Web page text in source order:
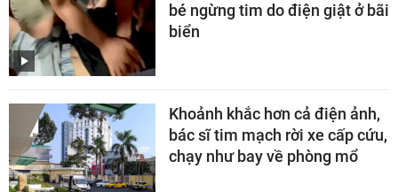
bé ngừng tim do điện giật ở bãi
biển
Khoảnh khắc hơn cả điện ảnh,
bác sĩ tim mạch rời xe cấp cứu,
chạy như bay về phòng mổ